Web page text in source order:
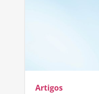
Artigos